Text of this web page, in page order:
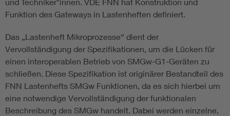
und Techniker*innen. VDE FNN hat Konstruktion und
Funktion des Gateways in Lastenheften definiert.
Das „Lastenheft Mikroprozesse“ dient der
Vervollständigung der Spezifikationen, um die Lücken für
einen interoperablen Betrieb von SMGw-G1-Geräten zu
schließen. Diese Spezifikation ist originärer Bestandteil des
FNN Lastenhefts SMGw Funktionen, da es sich hierbei um
eine notwendige Vervollständigung der funktionalen
Beschreibung des SMGw handelt. Dabei werden einzelne,